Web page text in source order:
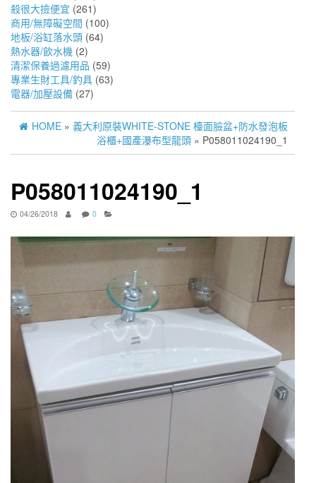
殺很大撿便宜 (261)
商用/無障礙空間 (100)
地板/浴缸落水頭 (64)
熱水器/飲水機 (2)
清潔保養過濾用品 (59)
專業生財工具/釣具 (63)
電器/加壓設備 (27)
HOME » 義大利原裝WHITE-STONE 檯面臉盆+防水發泡板
浴櫃+國產瀑布型龍頭 » P058011024190_1
P058011024190_1
04/26/2018 0